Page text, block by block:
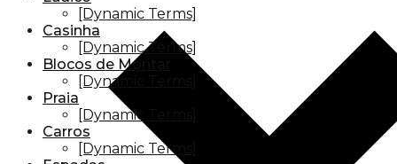
[Dynamic Terms]
Casinha
[Dynamic Terms]
Blocos de Montar
[Dynamic Terms]
Praia
[Dynamic Terms]
Carros
[Dynamic Terms]